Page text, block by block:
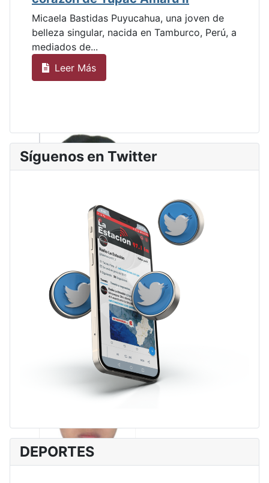
Micaela Bastidas Puyucahua, una joven de
belleza singular, nacida en Tamburco, Perú, a
mediados de...
Leer Más
Síguenos en Twitter
DEPORTES